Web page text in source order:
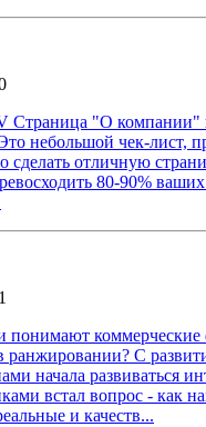
Страница "О компании"
небольшой чек-лист,
сделать отличную
80-90%
понимают
С
начала развиваться
встал вопрос - как
и качеств...